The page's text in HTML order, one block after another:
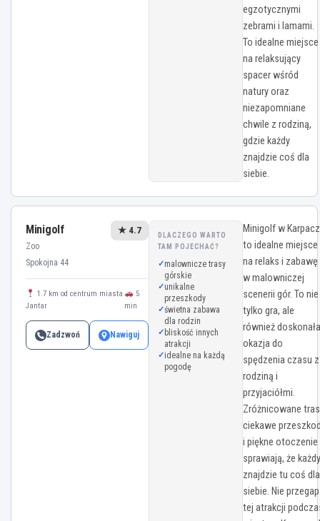
egzotycznymi
zebrami i lamami.
To idealne miejsce
na relaksujący
spacer wśród
natury oraz
niezapomniane
chwile z rodziną,
gdzie każdy
znajdzie coś dla
siebie.
Minigolf
Zoo
Spokojna 44
★ 4.7
1.7 km od centrum miasta
Jantar
5
min
Zadzwoń Nawiguj
DLACZEGO WARTO
TAM POJECHAĆ?
malownicze trasy
górskie
unikalne
przeszkody
świetna zabawa
dla rodzin
bliskość innych
atrakcji
idealne na każdą
pogodę
Minigolf w
to idealne miejsce
na relaks i zabawę
w malowniczej
scenerii gór. To nie
tylko gra, ale
również doskonała
okazja do
spędzenia czasu z
rodziną i
przyjaciółmi.
Zróżnicowane
ciekawe
i piękne otoczenie
sprawiają, że każdy
znajdzie tu coś dla
siebie. Nie przegap
tej atrakcji